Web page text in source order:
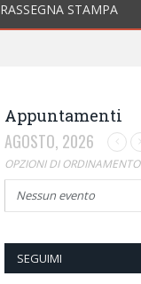
RASSEGNA STAMPA
Appuntamenti
AGOSTO, 2026
OPZIONI DI ORDINAMENTO
Nessun evento
SEGUIMI